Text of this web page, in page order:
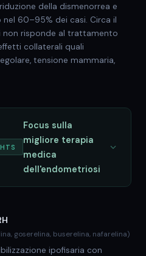
della dismenorrea e
60–95% dei casi. Circa il
non risponde al trattamento
collaterali quali
tensione mammaria,
Focus sulla
migliore terapia
medica
dell'endometriosi
goserelina, buserelina, nafarelina)
ipofisaria con